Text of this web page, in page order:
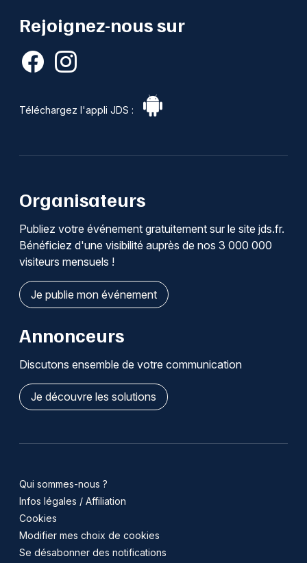
Rejoignez-nous sur
Téléchargez l'appli JDS :
Organisateurs
Publiez votre événement gratuitement sur le site jds.fr.
Bénéficiez d'une visibilité auprès de nos 3 000 000
visiteurs mensuels !
Je publie mon événement
Annonceurs
Discutons ensemble de votre communication
Je découvre les solutions
Qui sommes-nous ?
Infos légales / Affiliation
Cookies
Modifier mes choix de cookies
Se désabonner des notifications